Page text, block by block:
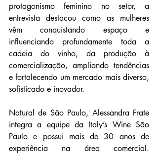
protagonismo feminino no setor, a
entrevista destacou como as mulheres
vêm conquistando espaço e
influenciando profundamente toda a
cadeia do vinho, da produção à
comercialização, ampliando tendências
e fortalecendo um mercado mais diverso,
sofisticado e inovador.
Natural de São Paulo, Alessandra Frate
integra a equipe da Italy’s Wine São
Paulo e possui mais de 30 anos de
experiência na área comercial.